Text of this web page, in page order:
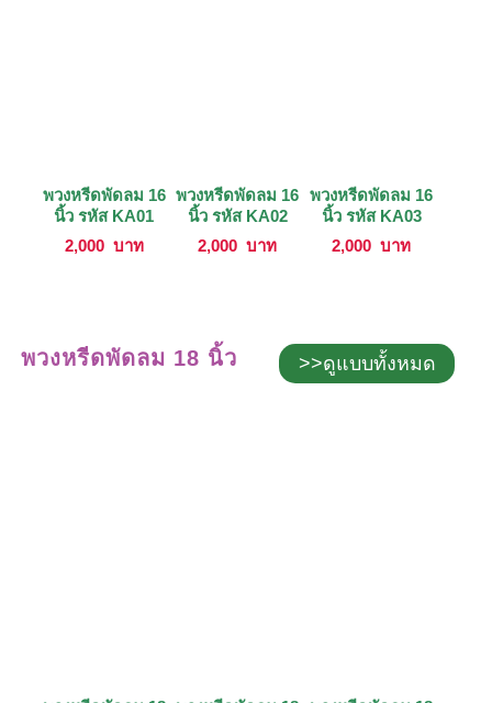
พวงหรีดพัดลม 16
นิ้ว รหัส KA01
2,000 บาท
พวงหรีดพัดลม 16
นิ้ว รหัส KA02
2,000 บาท
พวงหรีดพัดลม 16
นิ้ว รหัส KA03
2,000 บาท
พวงหรีดพัดลม 18 นิ้ว >>ดูแบบทั้งหมด